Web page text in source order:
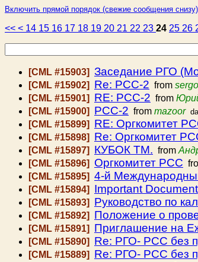
Включить прямой порядок (свежие сообщения снизу)
<< < 14 15 16 17 18 19 20 21 22 23 24 25 26
[CML #15903] Заседание РГО
[CML #15902] Re: РСС-2 from sergo
[CML #15901] RE: РСС-2 from
[CML #15900] РСС-2 from mazoor
[CML #15899] RE: Оргкомитет
[CML #15898] Re: Оргкомитет
[CML #15897] КУБОК ТМ. from
[CML #15896] Оргкомитет РСС
[CML #15895] 4-й
[CML #15894] Important Document
[CML #15893] Руководство по
[CML #15892] Положение о
[CML #15891] Приглашение на
[CML #15890] Re: РГО- РСС без
[CML #15889] Re: РГО- РСС без